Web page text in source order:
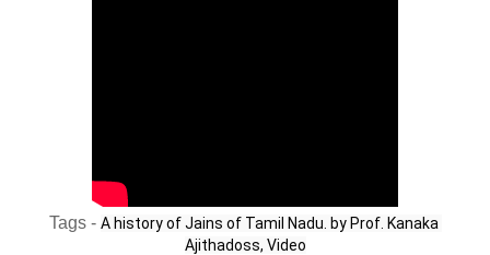
Tags - A history of Jains of Tamil Nadu. by Prof. Kanaka
Ajithadoss, Video